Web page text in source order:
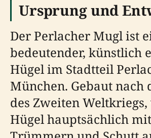
Ursprung und
Der Perlacher Mugl ist
bedeutender, künstlich
Hügel im Stadtteil
München. Gebaut nach
des Zweiten
Hügel hauptsächlich mit